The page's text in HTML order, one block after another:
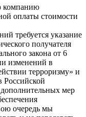
компанию
оплаты стоимости
требуется указание
получателя
закона от 6
изменений в
терроризму» и
Российской
мер
очередь мы